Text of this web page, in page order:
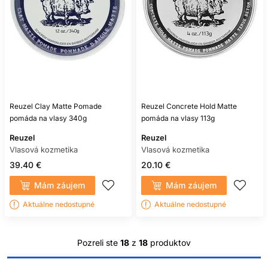
Reuzel Clay Matte Pomade
pomáda na vlasy 340g
Reuzel
Vlasová kozmetika
39.40 €
Mám záujem
Aktuálne nedostupné
Reuzel Concrete Hold Matte
pomáda na vlasy 113g
Reuzel
Vlasová kozmetika
20.10 €
Mám záujem
Aktuálne nedostupné
Pozreli ste 18 z 18 produktov